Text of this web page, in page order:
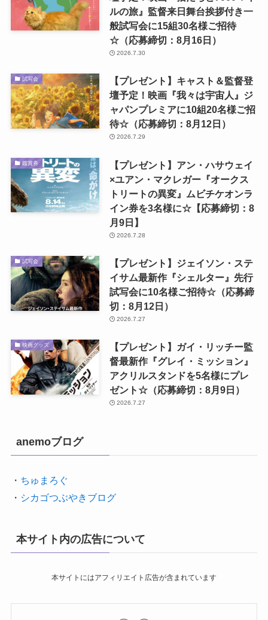
ルの旅』監督来日舞台挨拶付き一
般試写会に15組30名様ご招待
☆（応募締切：8月16日）
2026.7.30
試写会
【プレゼント】キャスト＆監督登
壇予定！映画『我々は宇宙人』ジ
ャパンプレミアに10組20名様ご招
待☆（応募締切：8月12日）
2026.7.29
鑑賞券
【プレゼント】アン・ハサウェイ
×ユアン・マクレガー『オークス
トリートの異変』ムビチケオンラ
イン券を3名様に☆【応募締切：8
月9日】
2026.7.28
試写会
【プレゼント】ジェイソン・ステ
イサム最新作『シェルター』先行
試写会に10名様ご招待☆（応募締
切：8月12日）
2026.7.27
映画グッズ
【プレゼント】ガイ・リッチー監
督最新作『グレイ・ミッション』
アクリルスタンドを5名様にプレ
ゼント☆（応募締切：8月9日）
2026.7.27
anemoブログ
・ ちゅまろぐ
・ シカゴつぶやきブログ
本サイト内の広告について
本サイトにはアフィリエイト広告が含まれています